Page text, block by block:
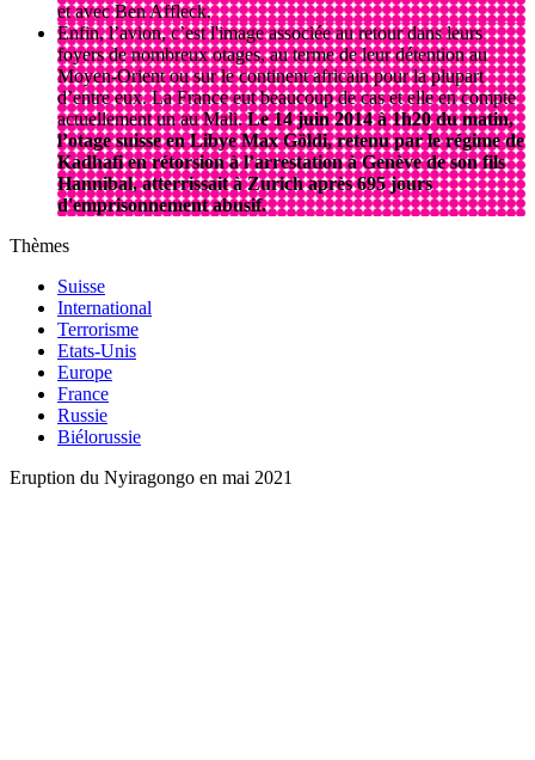
et avec Ben Affleck.
Enfin, l’avion, c’est l'image associée au retour dans leurs
foyers de nombreux otages, au terme de leur détention au
Moyen-Orient ou sur le continent africain pour la plupart
d’entre eux. La France eut beaucoup de cas et elle en compte
actuellement un au Mali.Le 14 juin 2014 à 1h20 du matin,
l’otage suisse en Libye Max Göldi, retenu par le régime de
Kadhafi en rétorsion à l’arrestation à Genève de son fils
Hannibal, atterrissait à Zurich après 695 jours
d'emprisonnement abusif.
Thèmes
Suisse
International
Terrorisme
Etats-Unis
Europe
France
Russie
Biélorussie
Eruption du Nyiragongo en mai 2021